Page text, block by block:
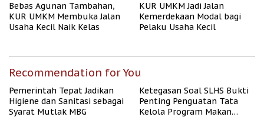
Bebas Agunan Tambahan,
KUR UMKM Membuka Jalan
Usaha Kecil Naik Kelas
KUR UMKM Jadi Jalan
Kemerdekaan Modal bagi
Pelaku Usaha Kecil
Recommendation for You
Pemerintah Tepat Jadikan
Higiene dan Sanitasi sebagai
Syarat Mutlak MBG
Ketegasan Soal SLHS Bukti
Penting Penguatan Tata
Kelola Program Makan